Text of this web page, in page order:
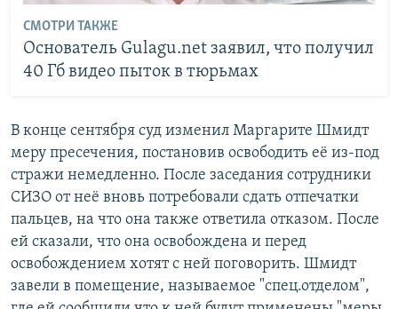
СМОТРИ ТАКЖЕ
Основатель Gulagu.net заявил, что получил
40 Гб видео пыток в тюрьмах
В конце сентября суд изменил Маргарите Шмидт
меру пресечения, постановив освободить её из-под
стражи немедленно. После заседания сотрудники
СИЗО от неё вновь потребовали сдать отпечатки
пальцев, на что она также ответила отказом. После
ей сказали, что она освобождена и перед
освобождением хотят с ней поговорить. Шмидт
завели в помещение, называемое "спец.отделом",